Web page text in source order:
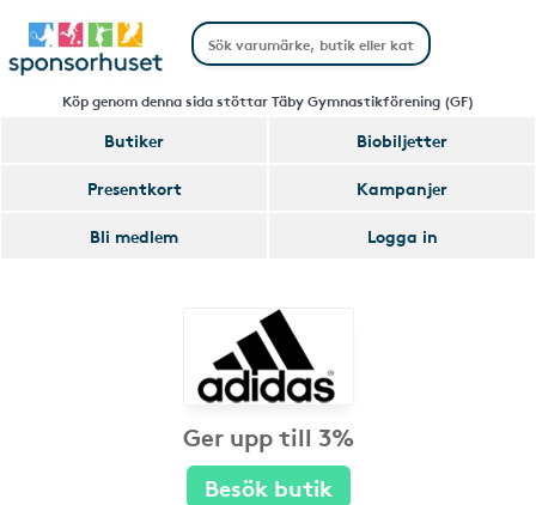
Köp genom denna sida stöttar Täby Gymnastikförening (GF)
Butiker
Biobiljetter
Presentkort
Kampanjer
Bli medlem
Logga in
Ger upp till 3%
Besök butik